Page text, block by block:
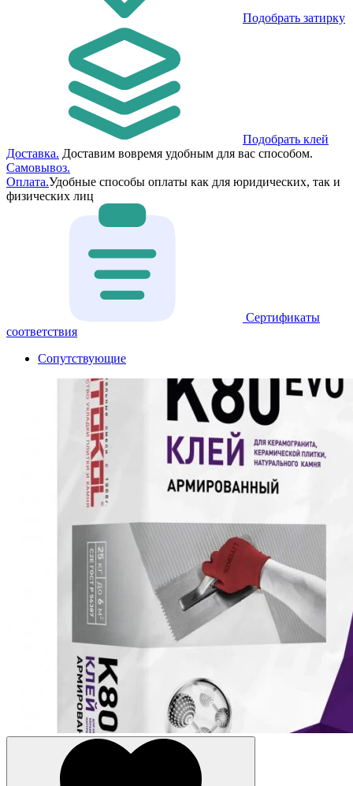
Подобрать затирку
Подобрать клей
Доставка. Доставим вовремя удобным для вас способом.
Самовывоз.
Оплата.Удобные способы оплаты как для юридических, так и
физических лиц
Сертификаты
соответствия
Сопутствующие